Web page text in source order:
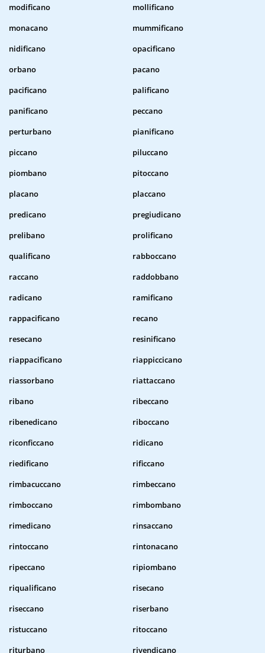
modificano
mollificano
monacano
mummificano
nidificano
opacificano
orbano
pacano
pacificano
palificano
panificano
peccano
perturbano
pianificano
piccano
piluccano
piombano
pitoccano
placano
placcano
predicano
pregiudicano
prelibano
prolificano
qualificano
rabboccano
raccano
raddobbano
radicano
ramificano
rappacificano
recano
resecano
resinificano
riappacificano
riappiccicano
riassorbano
riattaccano
ribano
ribeccano
ribenedicano
riboccano
riconficcano
ridicano
riedificano
rificcano
rimbacuccano
rimbeccano
rimboccano
rimbombano
rimedicano
rinsaccano
rintoccano
rintonacano
ripeccano
ripiombano
riqualificano
risecano
riseccano
riserbano
ristuccano
ritoccano
riturbano
rivendicano